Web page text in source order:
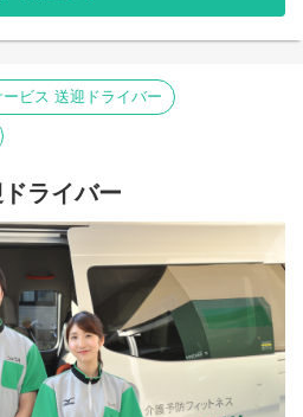
ビス 送迎ドライバー
ライバー